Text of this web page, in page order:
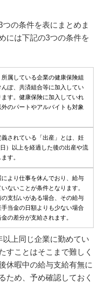
の条件を表にまとめま
には下記の3つの条件を
属している企業の健康保険組
ぽ、共済組合等に加入してい
ます。健康保険に加入していれ
のパートやアルバイトも対象
されている「出産」とは、妊
）以上を経過した後の出産や流
す。
により仕事を休んでおり、給与
ないことが条件となります。
の支払いがある場合、その給与
当金の日額よりも少ない場合
の差分が支給されます。
上同じ企業に勤めてい
すことはそこまで難しく
休暇中の給与支給有無に
ため、予め確認しておく